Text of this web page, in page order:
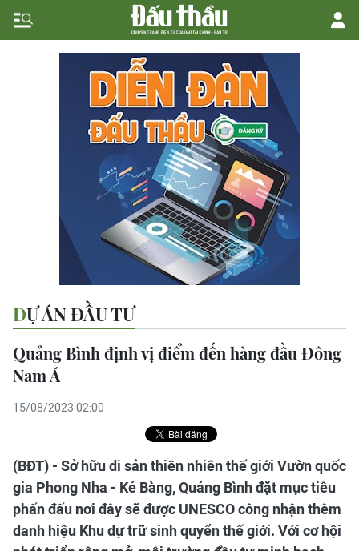
DỰ ÁN ĐẦU TƯ
Quảng Bình định vị điểm đến hàng đầu Đông
Nam Á
15/08/2023 02:00
(BĐT) - Sở hữu di sản thiên nhiên thế giới Vườn quốc
gia Phong Nha - Kẻ Bàng, Quảng Bình đặt mục tiêu
phấn đấu nơi đây sẽ được UNESCO công nhận thêm
danh hiệu Khu dự trữ sinh quyển thế giới. Với cơ hội